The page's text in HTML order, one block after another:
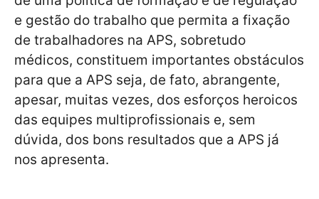
e gestão do trabalho que permita a fixação
de trabalhadores na APS, sobretudo
médicos, constituem importantes obstáculos
para que a APS seja, de fato, abrangente,
apesar, muitas vezes, dos esforços heroicos
das equipes multiprofissionais e, sem
dúvida, dos bons resultados que a APS já
nos apresenta.